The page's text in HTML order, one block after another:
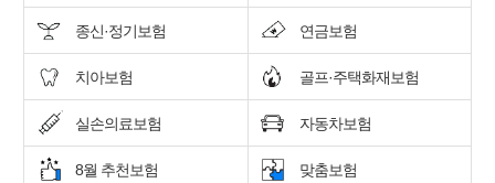
종신·정기보험 연금보험
치아보험 골프·주택화재보험
실손의료보험 자동차보험
8월 추천보험 맞춤보험